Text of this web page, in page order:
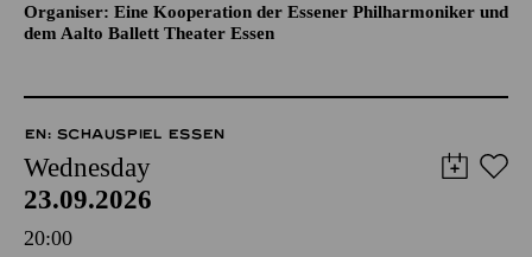
Organiser: Eine Kooperation der Essener Philharmoniker und
dem Aalto Ballett Theater Essen
EN: SCHAUSPIEL ESSEN
Wednesday
23.09.2026
20:00